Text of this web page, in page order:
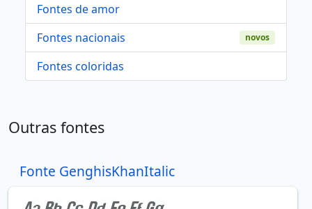
Fontes de amor
Fontes nacionais
novos
Fontes coloridas
Outras fontes
Fonte GenghisKhanItalic